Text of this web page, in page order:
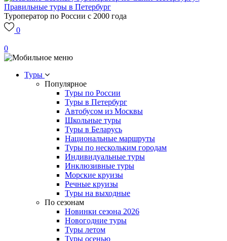
Туроператор по России с 2000 года
0
0
Туры
Популярное
Туры по России
Туры в Петербург
Автобусом из Москвы
Школьные туры
Туры в Беларусь
Национальные маршруты
Туры по нескольким городам
Индивидуальные туры
Инклюзивные туры
Морские круизы
Речные круизы
Туры на выходные
По сезонам
Новинки сезона 2026
Новогодние туры
Туры летом
Туры осенью